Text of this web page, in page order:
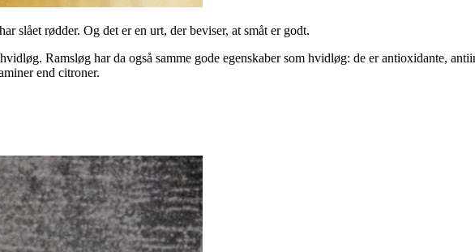
slået rødder. Og det er en urt, der beviser, at småt er godt.
Ramsløg har da også samme gode egenskaber som hvidløg: de er antioxidante,
end citroner.